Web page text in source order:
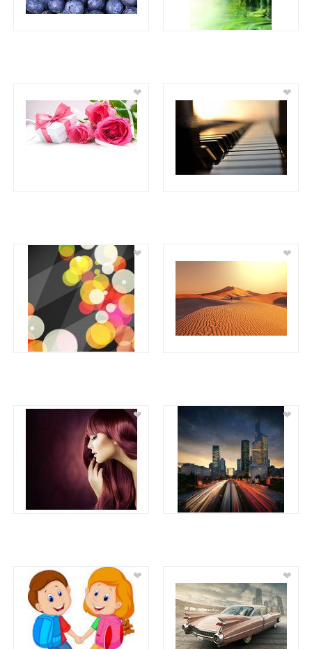
❤ ❤
❤ ❤
❤ ❤
❤ ❤